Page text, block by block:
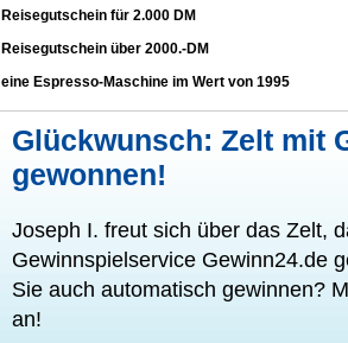
Reisegutschein für 2.000 DM
Reisegutschein über 2000.-DM
eine Espresso-Maschine im Wert von 1995
Glückwunsch: Zelt mit
gewonnen!
Joseph I. freut sich über das Zelt,
Gewinnspielservice Gewinn24.de
Sie auch automatisch gewinnen?
an!